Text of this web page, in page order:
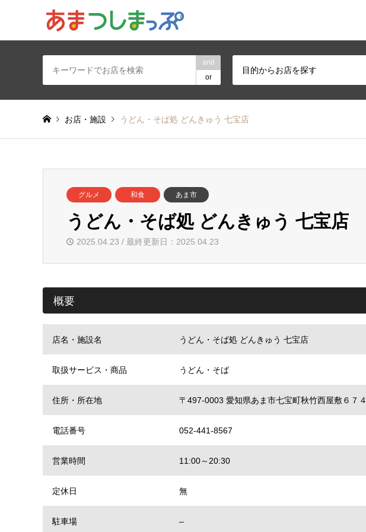
and
or
目的からお店を探す
お店・施設 うどん・そば処 どんきゅう 七宝店
グルメ 和食 あま市
うどん・そば処 どんきゅう 七宝店
2025.04.23 / 最終更新日：2025.04.23
概要
店名・施設名 うどん・そば処 どんきゅう 七宝店
取扱サービス・商品 うどん・そば
住所・所在地 〒497-0003 愛知県あま市七宝町秋竹西屋敷６７４
電話番号 052-441-8567
営業時間 11:00～20:30
定休日 無
駐車場 –